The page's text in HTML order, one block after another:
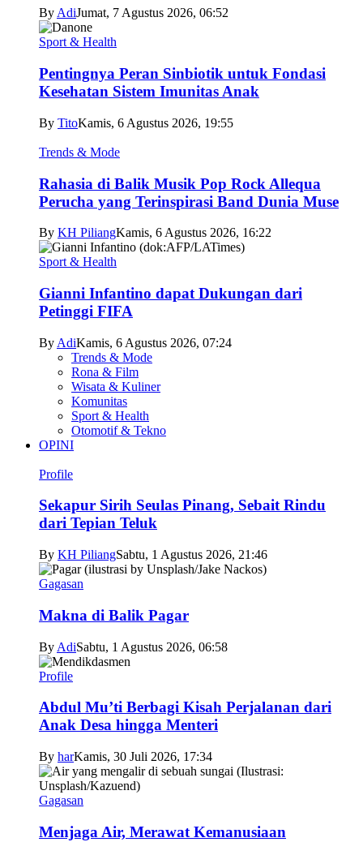
ByAdiJumat, 7 Agustus 2026, 06:52
Sport & Health
Pentingnya Peran Sinbiotik untuk Fondasi
Kesehatan Sistem Imunitas Anak
By TitoKamis, 6 Agustus 2026, 19:55
Trends & Mode
Rahasia di Balik Musik Pop Rock Allequa
Perucha yang Terinspirasi Band Dunia Muse
By KH PiliangKamis, 6 Agustus 2026, 16:22
Sport & Health
Gianni Infantino dapat Dukungan dari
Petinggi FIFA
By AdiKamis, 6 Agustus 2026, 07:24
Trends & Mode
Rona & Film
Wisata & Kuliner
Komunitas
Sport & Health
Otomotif & Tekno
OPINI
Profile
Sekapur Sirih Seulas Pinang, Sebait Rindu
dari Tepian Teluk
By KH PiliangSabtu, 1 Agustus 2026, 21:46
Gagasan
Makna di Balik Pagar
By AdiSabtu, 1 Agustus 2026, 06:58
Profile
Abdul Mu’ti Berbagi Kisah Perjalanan dari
Anak Desa hingga Menteri
By harKamis, 30 Juli 2026, 17:34
Gagasan
Menjaga Air, Merawat Kemanusiaan